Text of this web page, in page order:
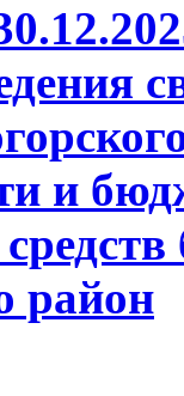
и
район